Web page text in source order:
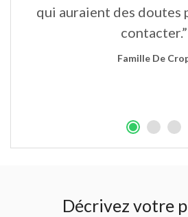
qui auraient des doutes
contacter.”
Famille De
Décrivez votre